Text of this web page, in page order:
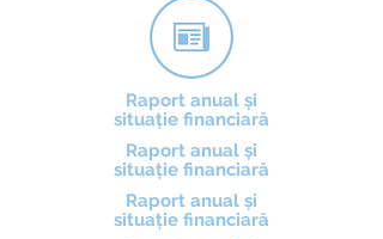
Raport anual și
situație financiară
Raport anual și
situație financiară
Raport anual și
situație financiară